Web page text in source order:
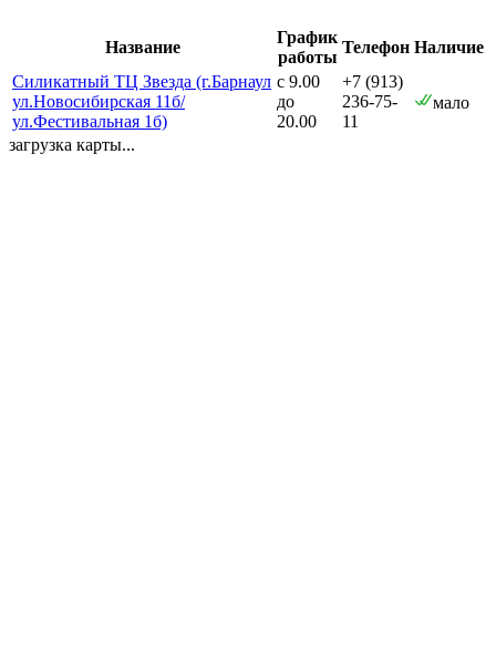
Название
График
работы
Телефон Наличие
Силикатный ТЦ Звезда (г.Барнаул
ул.Новосибирская 11б/
ул.Фестивальная 1б)
с 9.00
до
20.00
+7 (913)
236-75-
11
мало
загрузка карты...